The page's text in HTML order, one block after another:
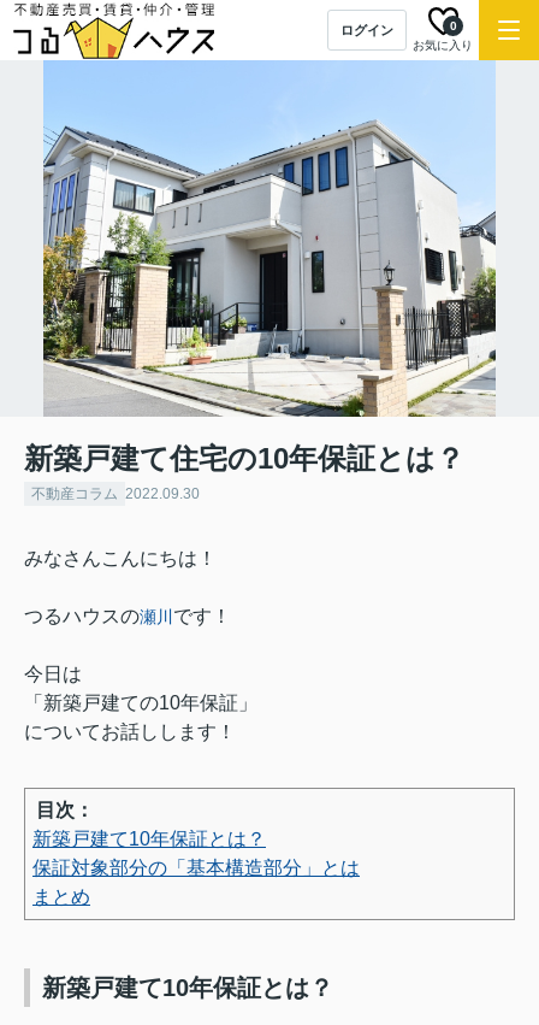
ログイン
お気に入り
0
新築戸建て住宅の10年保証とは？
不動産コラム 2022.09.30
みなさんこんにちは！
つるハウスの瀬川 です！
今日は
「新築戸建ての10年保証」
についてお話しします！
目次：
新築戸建て10年保証とは？
保証対象部分の「基本構造部分」とは
まとめ
新築戸建て10年保証とは？